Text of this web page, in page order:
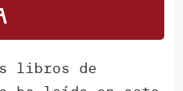
libros de